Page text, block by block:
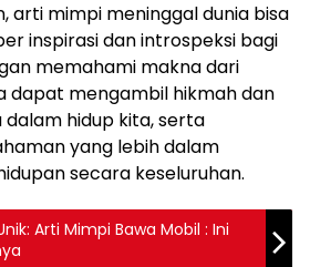
arti mimpi meninggal dunia bisa
inspirasi dan introspeksi bagi
memahami makna dari
dapat mengambil hikmah dan
hidup kita, serta
yang lebih dalam
secara keseluruhan.
Arti Mimpi Bawa Mobil : Ini